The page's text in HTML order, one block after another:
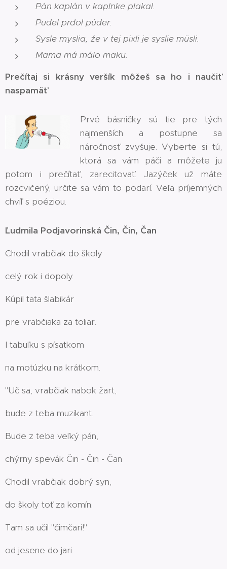
Pán kaplán v kaplnke plakal.
Pudel prdol púder.
Sysle myslia, že v tej pixli je syslie müsli.
Mama má málo maku.
Prečítaj si krásny veršík môžeš sa ho i naučiť
naspamäť
Prvé básničky sú tie pre tých
najmenších a postupne sa
náročnosť zvyšuje. Vyberte si tú,
ktorá sa vám páči a môžete ju
potom i prečítať, zarecitovať. Jazýček už máte
rozcvičený, určite sa vám to podarí. Veľa príjemných
chvíľ s poéziou.
Ľudmila Podjavorinská Čin, Čin, Čan
Chodil vrabčiak do školy
celý rok i dopoly.
Kúpil tata šlabikár
pre vrabčiaka za toliar.
I tabuľku s písatkom
na motúzku na krátkom.
"Uč sa, vrabčiak nabok žart,
bude z teba muzikant.
Bude z teba veľký pán,
chýrny spevák Čin - Čin - Čan
Chodil vrabčiak dobrý syn,
do školy toť za komín.
Tam sa učil "čimčari!"
od jesene do jari.